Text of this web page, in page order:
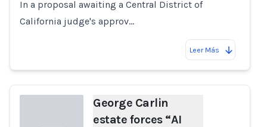
In a proposal awaiting a Central District of
California judge's approv…
Leer Más
George Carlin
estate forces “AI